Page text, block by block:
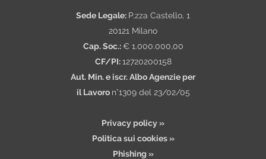
Sede Legale: P.zza Castello, 1
20121 Milano
Cap. Soc.: € 1.000.000,00
CF/PI:12720200158
Aut. Min. e iscr. Albo Agenzie per
il Lavoro n°1309 del 23/02/05
Privacy policy »
Politica sui cookies »
Phishing »